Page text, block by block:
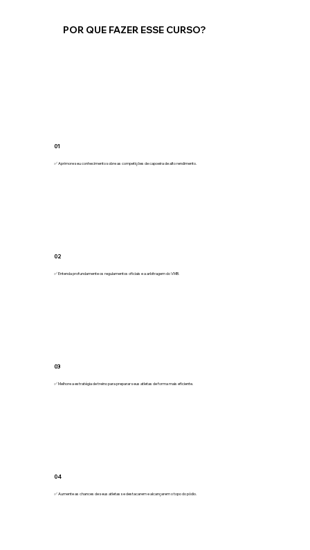
POR QUE FAZER ESSE CURSO?
01
✅ Aprimore seu conhecimento sobre as competições de capoeira de alto rendimento.
02
✅ Entenda profundamente os regulamentos oficiais e a arbitragem do VMB.
03
✅ Melhore a estratégia de treino para preparar seus atletas de forma mais eficiente.
04
✅ Aumente as chances de seus atletas se destacarem e alcançarem o topo do pódio.